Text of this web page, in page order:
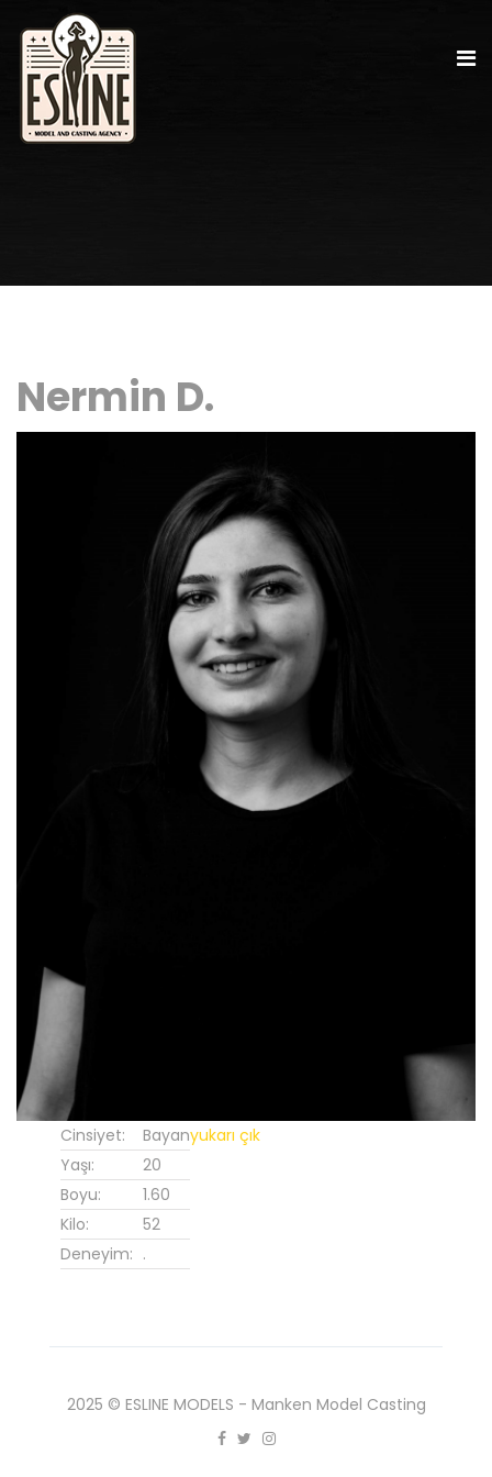
Nermin D.
Cinsiyet:
Bayan
Yaşı:
20
Boyu:
1.60
Kilo:
52
Deneyim: .
yukarı çık
2025 © ESLINE MODELS - Manken Model Casting